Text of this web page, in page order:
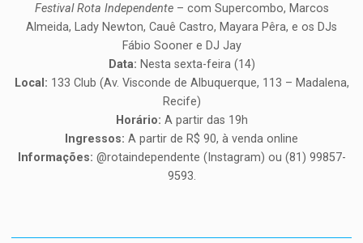
Festival Rota Independente– com Supercombo, Marcos
Almeida, Lady Newton, Cauê Castro, Mayara Pêra, e os DJs
Fábio Sooner e DJ Jay
Data: Nesta sexta-feira (14)
Local: 133 Club (Av. Visconde de Albuquerque, 113 – Madalena,
Recife)
Horário: A partir das 19h
Ingressos: A partir de R$ 90, à venda online
Informações: @rotaindependente (Instagram) ou (81) 99857-
9593.